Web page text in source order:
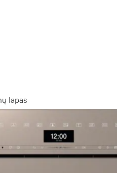
vartojimo efektyvumo
lapas